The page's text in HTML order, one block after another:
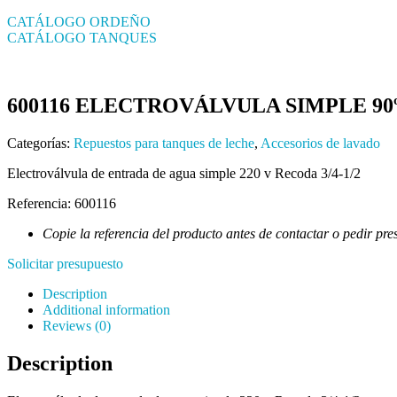
CATÁLOGO ORDEÑO
CATÁLOGO TANQUES
600116 ELECTROVÁLVULA SIMPLE
Categorías: Repuestos para tanques de leche, Accesorios de lavado
Electroválvula de entrada de agua simple 220 v Recoda 3/4-1/2
Referencia: 600116
Copie la referencia del producto antes de contactar o pedir
Solicitar presupuesto
Description
Additional information
Reviews (0)
Description